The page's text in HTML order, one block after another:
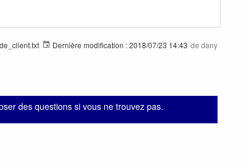
Dernière modification :2018/07/23 14:43 de dany
des questions si vous ne trouvez pas.